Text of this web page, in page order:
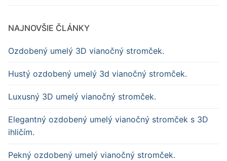
NAJNOVŠIE ČLÁNKY
Ozdobený umelý 3D vianočný stromček.
Hustý ozdobený umelý 3d vianočný stromček.
Luxusný 3D umelý vianočný stromček.
Elegantný ozdobený umelý vianočný stromček s 3D
ihličím.
Pekný ozdobený umelý vianočný stromček.